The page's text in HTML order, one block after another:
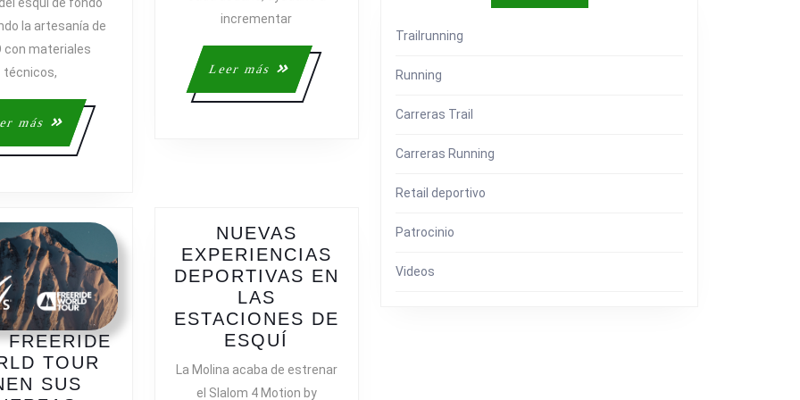
ODLO
la artesanía de
con materiales
técnicos,
más
Leer
más
incrementar
Leer más
Leer
más
FREERIDE
TOUR
SUS
NUEVAS
EXPERIENCIAS
DEPORTIVAS EN
LAS
ESTACIONES DE
ESQUÍ
EXPERIENCIAS
La Molina acaba de estrenar
el Slalom 4 Motion by
Trailrunning
Running
Carreras Trail
Carreras Running
Retail deportivo
Patrocinio
Videos